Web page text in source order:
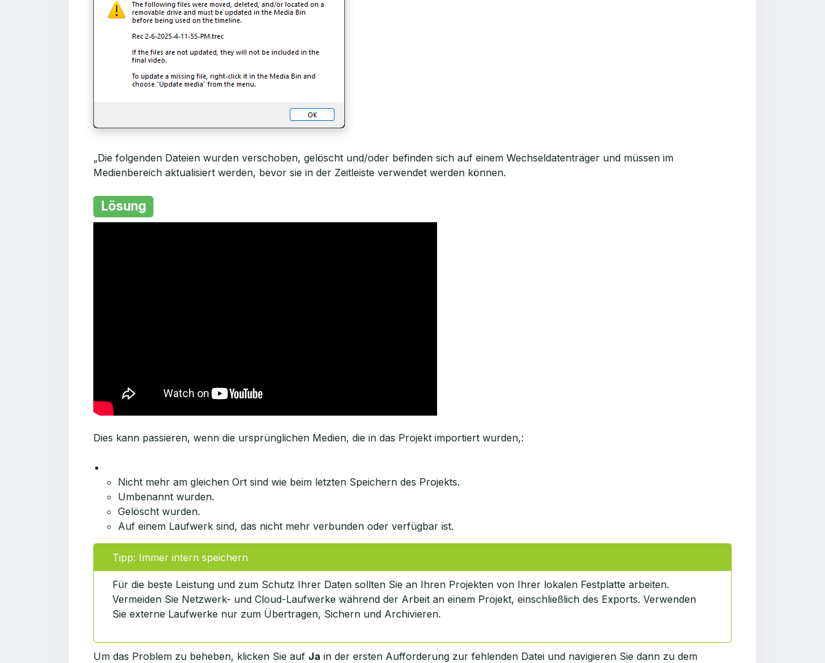
„Die folgenden Dateien wurden verschoben, gelöscht und/oder befinden sich auf einem Wechseldatenträger und müssen im
Medienbereich aktualisiert werden, bevor sie in der Zeitleiste verwendet werden können.
Lösung
Dies kann passieren, wenn die ursprünglichen Medien, die in das Projekt importiert wurden,:
Nicht mehr am gleichen Ort sind wie beim letzten Speichern des Projekts.
Umbenannt wurden.
Gelöscht wurden.
Auf einem Laufwerk sind, das nicht mehr verbunden oder verfügbar ist.
Tipp: Immer intern speichern
Für die beste Leistung und zum Schutz Ihrer Daten sollten Sie an Ihren Projekten von Ihrer lokalen Festplatte arbeiten.
Vermeiden Sie Netzwerk- und Cloud-Laufwerke während der Arbeit an einem Projekt, einschließlich des Exports. Verwenden
Sie externe Laufwerke nur zum Übertragen, Sichern und Archivieren.
Um das Problem zu beheben, klicken Sie auf Ja in der ersten Aufforderung zur fehlenden Datei und navigieren Sie dann zu dem